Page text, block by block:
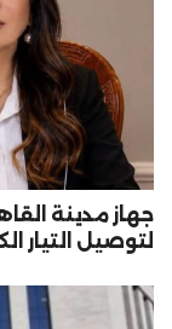
لتوصيل التيار